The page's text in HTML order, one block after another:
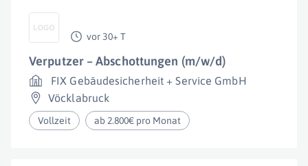
vor 30+ T
Verputzer – Abschottungen (m/w/d)
FIX Gebäudesicherheit + Service GmbH
Vöcklabruck
Vollzeit ab 2.800€ pro Monat